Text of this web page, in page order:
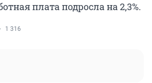
плата подросла на 2,3%.
1 316